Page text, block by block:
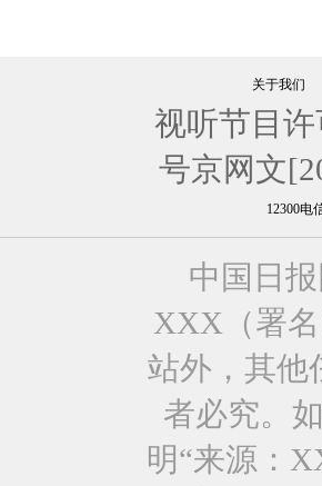
关于我们
视听节目许
号京网文
12300电
中国日
XXX（署
站外，其他
者必究。
明“来源：